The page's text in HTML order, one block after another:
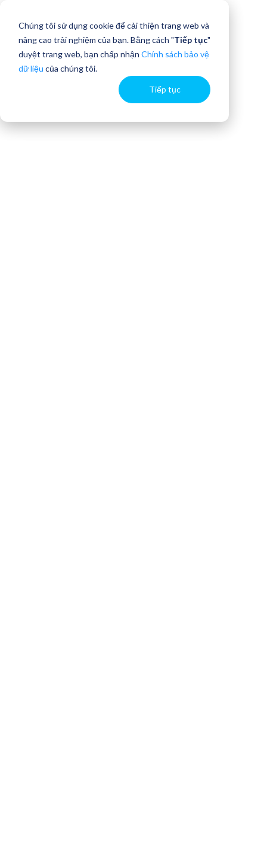
Chúng tôi sử dụng cookie để cải thiện trang web và
nâng cao trải nghiệm của bạn. Bằng cách "Tiếp tục"
duyệt trang web, bạn chấp nhận Chính sách bảo vệ
dữ liệu của chúng tôi.
Tiếp tục